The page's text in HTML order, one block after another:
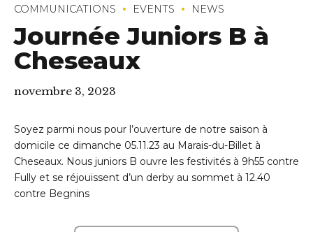
COMMUNICATIONS EVENTS NEWS
Journée Juniors B à
Cheseaux
novembre 3, 2023
Soyez parmi nous pour l’ouverture de notre saison à
domicile ce dimanche 05.11.23 au Marais-du-Billet à
Cheseaux. Nous juniors B ouvre les festivités à 9h55 contre
Fully et se réjouissent d’un derby au sommet à 12.40
contre Begnins